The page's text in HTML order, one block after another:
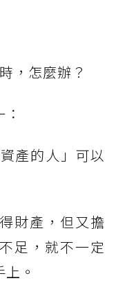
，怎麼辦？
產的人」可以
財產，但又擔
足，就不一定
。